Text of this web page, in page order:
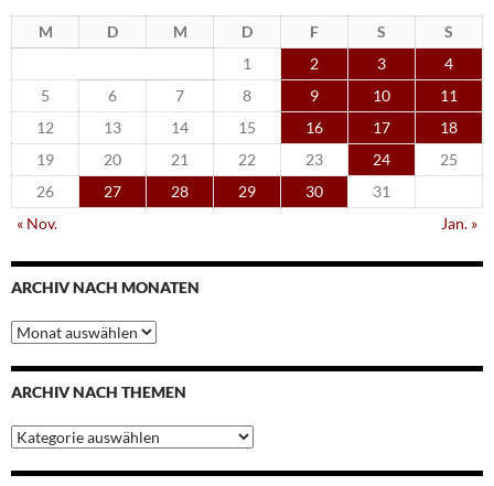
M D M D F S
S
1
2 3
4
5
6 7 8 9 10
11
12
13 14 15 16 17
18
19
20 21 22 23 24
25
26
27 28 29 30
31
« Nov.
Jan. »
ARCHIV NACH MONATEN
Archiv
nach
Monaten
ARCHIV NACH THEMEN
Archiv
nach
Themen